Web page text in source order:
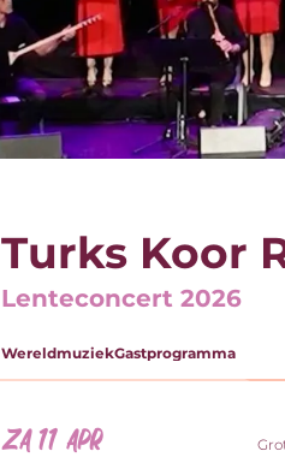
Turks Koor
Lenteconcert 2026
WereldmuziekGastprogramma
za 11 apr